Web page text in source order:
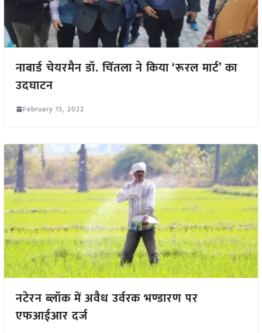
नाबार्ड चेयरमैन डॉ. चिंतला ने किया ‘रूरल मार्ट’ का
उदघाटन
February 15, 2022
नटेरन ब्लॉक में अवैध उर्वरक भण्डारण पर
एफआईआर दर्ज